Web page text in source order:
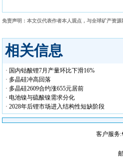
免责声明：本文仅代表作者本人观点，与全球矿产资
相关信息
· 国内钴酸锂7月产量环比下滑16%
· 多晶硅冲高回落
· 多晶硅2609合约涨655元居前
· 电池镍与硫酸镍需求分化
· 2028年后锂市场进入结构性短缺阶段
客户服务: